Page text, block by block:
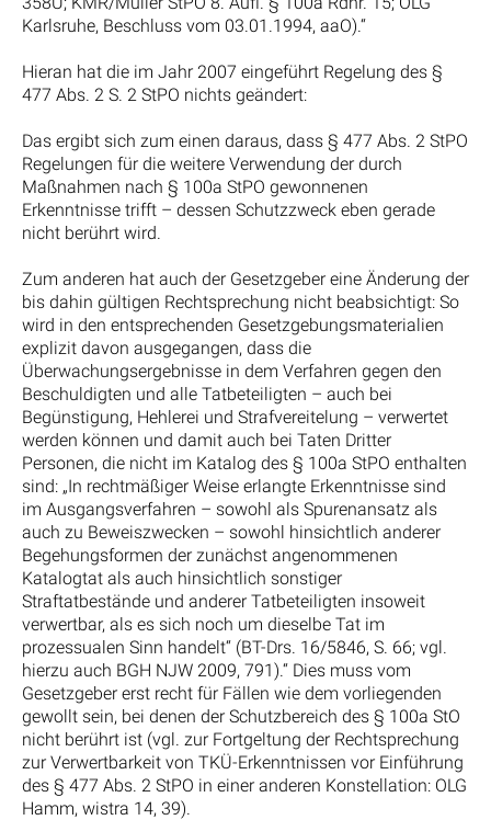
Karlsruhe, Beschluss vom 03.01.1994, aaO).“
Hieran hat die im Jahr 2007 eingeführt Regelung des §
477 Abs. 2 S. 2 StPO nichts geändert:
Das ergibt sich zum einen daraus, dass § 477 Abs. 2 StPO
Regelungen für die weitere Verwendung der durch
Maßnahmen nach § 100a StPO gewonnenen
Erkenntnisse trifft – dessen Schutzzweck eben gerade
nicht berührt wird.
Zum anderen hat auch der Gesetzgeber eine Änderung der
bis dahin gültigen Rechtsprechung nicht beabsichtigt: So
wird in den entsprechenden Gesetzgebungsmaterialien
explizit davon ausgegangen, dass die
Überwachungsergebnisse in dem Verfahren gegen den
Beschuldigten und alle Tatbeteiligten – auch bei
Begünstigung, Hehlerei und Strafvereitelung – verwertet
werden können und damit auch bei Taten Dritter
Personen, die nicht im Katalog des § 100a StPO enthalten
sind: „In rechtmäßiger Weise erlangte Erkenntnisse sind
im Ausgangsverfahren – sowohl als Spurenansatz als
auch zu Beweiszwecken – sowohl hinsichtlich anderer
Begehungsformen der zunächst angenommenen
Katalogtat als auch hinsichtlich sonstiger
Straftatbestände und anderer Tatbeteiligten insoweit
verwertbar, als es sich noch um dieselbe Tat im
prozessualen Sinn handelt“ (BT-Drs. 16/5846, S. 66; vgl.
hierzu auch BGH NJW 2009, 791).“ Dies muss vom
Gesetzgeber erst recht für Fällen wie dem vorliegenden
gewollt sein, bei denen der Schutzbereich des § 100a StO
nicht berührt ist (vgl. zur Fortgeltung der Rechtsprechung
zur Verwertbarkeit von TKÜ-Erkenntnissen vor Einführung
des § 477 Abs. 2 StPO in einer anderen Konstellation: OLG
Hamm, wistra 14, 39).